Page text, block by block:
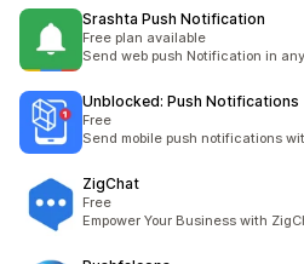
Srashta Push Notification
Free plan available
Send web push Notification in
Unblocked: Push Notifications
Free
Send mobile push notifications
ZigChat
Free
Empower Your Business with